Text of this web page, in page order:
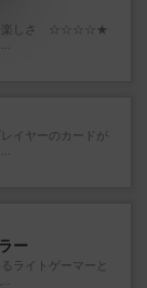
楽しさ ☆☆☆☆★
イヤーのカードが
ー
ライトゲーマーと